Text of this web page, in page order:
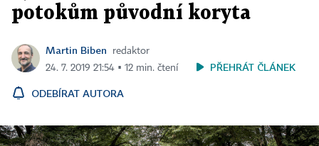
potokům původní koryta
Martin Biben
redaktor
24. 7. 2019 21:54 ▪ 12 min. čtení
PŘEHRÁT ČLÁNEK
ODEBÍRAT AUTORA